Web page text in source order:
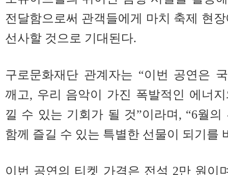
전달함으로써 관객들에게 마치 축제 현
선사할 것으로 기대된다.
구로문화재단 관계자는 “이번 공연은
깨고, 우리 음악이 가진 폭발적인 에너
낄 수 있는 기회가 될 것”이라며, “6월
함께 즐길 수 있는 특별한 선물이 되기를
이번 공연의 티켓 가격은 전석 2만 원이